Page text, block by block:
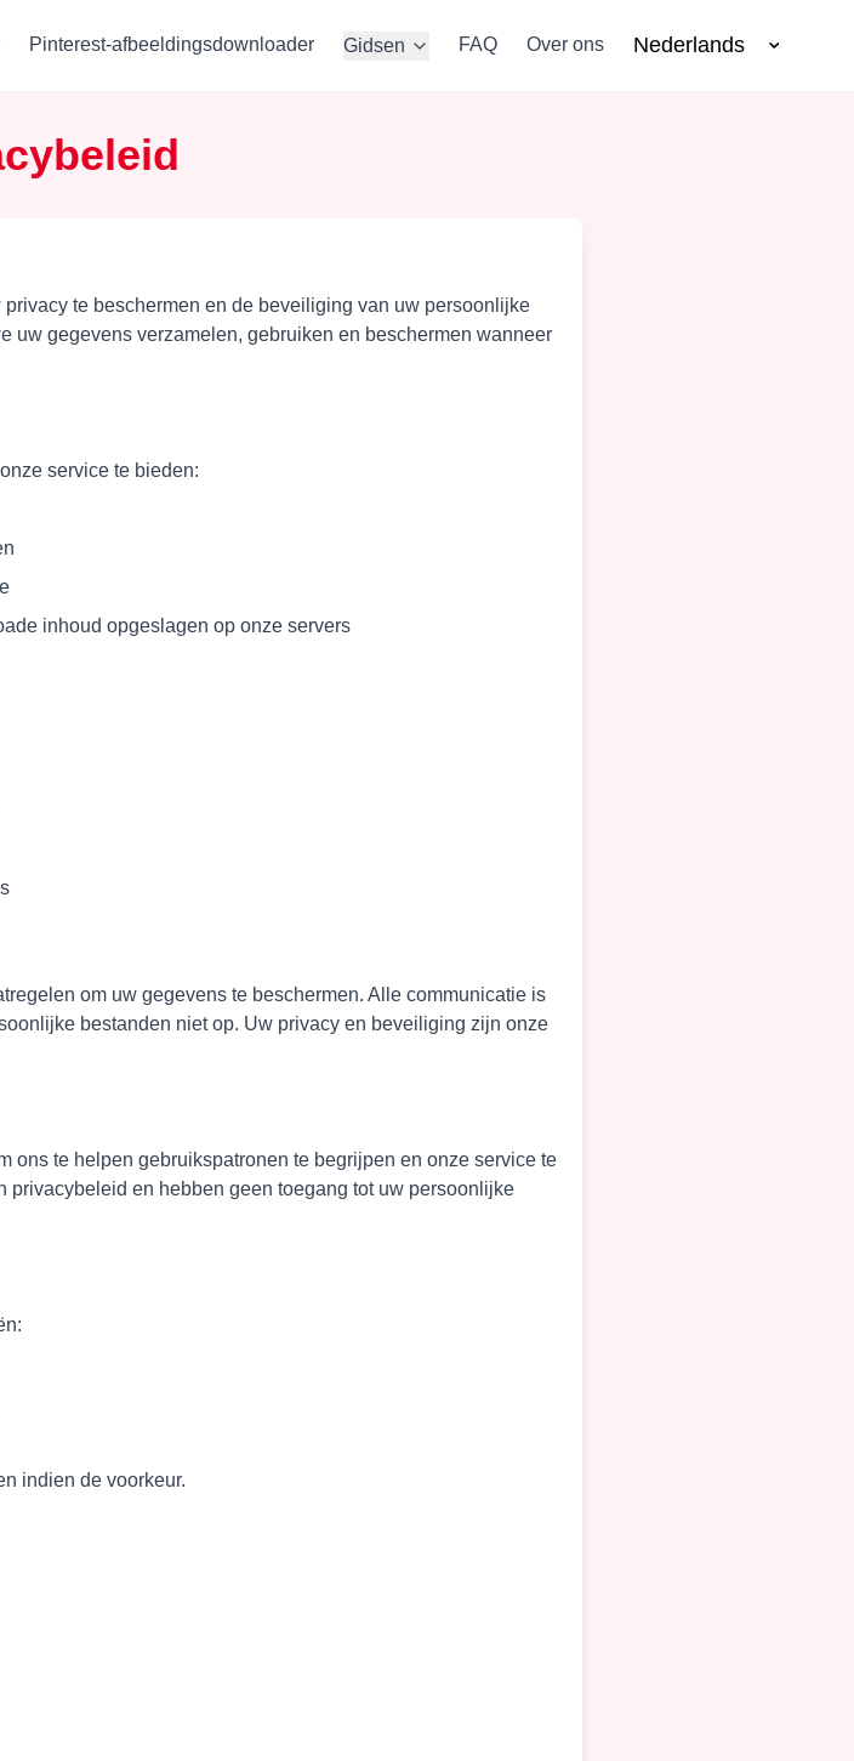
Pinterest-afbeeldingsdownloader Gidsen FAQ Over ons Nederlands
te beschermen en de beveiliging van uw persoonlijke
uw gegevens verzamelen, gebruiken en beschermen wanneer
service te bieden:
inhoud opgeslagen op onze servers
om uw gegevens te beschermen. Alle communicatie is
bestanden niet op. Uw privacy en beveiliging zijn onze
ons te helpen gebruikspatronen te begrijpen en onze service te
en hebben geen toegang tot uw persoonlijke
indien de voorkeur.